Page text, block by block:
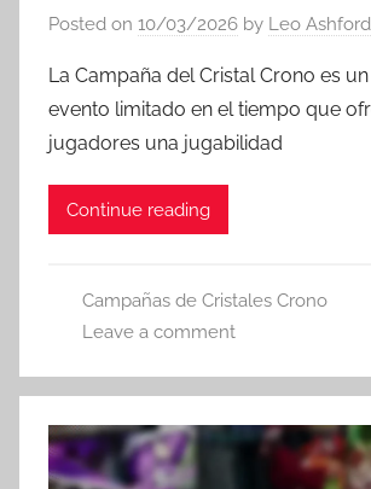
Posted on 10/03/2026 by Leo Ashford
La Campaña del Cristal Crono es
evento limitado en el tiempo que
jugadores una jugabilidad
Continue reading
Campañas de Cristales Crono
Leave a comment